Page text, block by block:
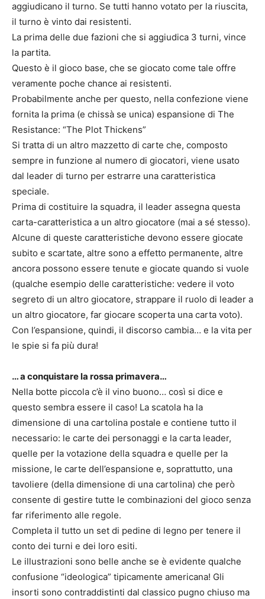
aggiudicano il turno. Se tutti hanno votato per la riuscita,
il turno è vinto dai resistenti.
La prima delle due fazioni che si aggiudica 3 turni, vince
la partita.
Questo è il gioco base, che se giocato come tale offre
veramente poche chance ai resistenti.
Probabilmente anche per questo, nella confezione viene
fornita la prima (e chissà se unica) espansione di The
Resistance: “The Plot Thickens”
Si tratta di un altro mazzetto di carte che, composto
sempre in funzione al numero di giocatori, viene usato
dal leader di turno per estrarre una caratteristica
speciale.
Prima di costituire la squadra, il leader assegna questa
carta-caratteristica a un altro giocatore (mai a sé stesso).
Alcune di queste caratteristiche devono essere giocate
subito e scartate, altre sono a effetto permanente, altre
ancora possono essere tenute e giocate quando si vuole
(qualche esempio delle caratteristiche: vedere il voto
segreto di un altro giocatore, strappare il ruolo di leader a
un altro giocatore, far giocare scoperta una carta voto).
Con l’espansione, quindi, il discorso cambia… e la vita per
le spie si fa più dura!
… a conquistare la rossa primavera…
Nella botte piccola c’è il vino buono… così si dice e
questo sembra essere il caso! La scatola ha la
dimensione di una cartolina postale e contiene tutto il
necessario: le carte dei personaggi e la carta leader,
quelle per la votazione della squadra e quelle per la
missione, le carte dell’espansione e, soprattutto, una
tavoliere (della dimensione di una cartolina) che però
consente di gestire tutte le combinazioni del gioco senza
far riferimento alle regole.
Completa il tutto un set di pedine di legno per tenere il
conto dei turni e dei loro esiti.
Le illustrazioni sono belle anche se è evidente qualche
confusione “ideologica” tipicamente americana! Gli
insorti sono contraddistinti dal classico pugno chiuso ma